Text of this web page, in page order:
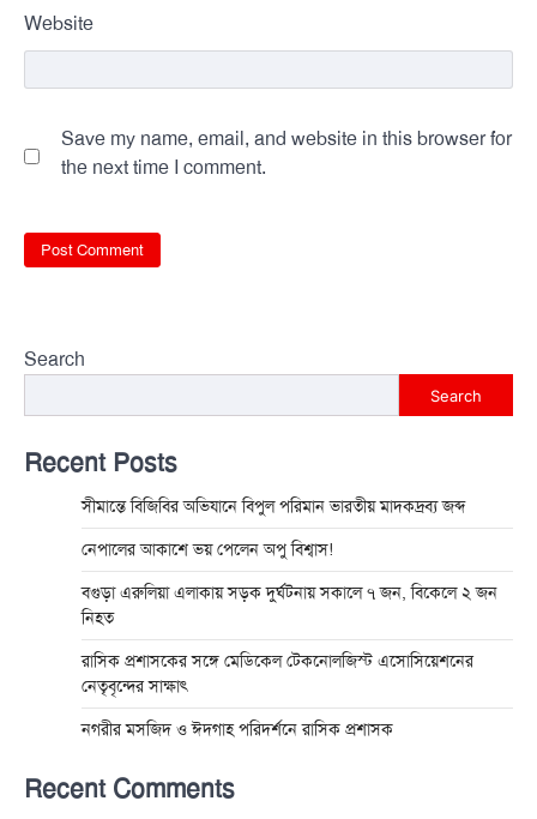
Website
Save my name, email, and website in this browser for
the next time I comment.
Search
Search
Recent Posts
সীমান্তে বিজিবির অভিযানে বিপুল পরিমান ভারতীয় মাদকদ্রব্য জব্দ
নেপালের আকাশে ভয় পেলেন অপু বিশ্বাস!
বগুড়া এরুলিয়া এলাকায় সড়ক দুর্ঘট্নায় সকালে ৭ জন, বিকেলে ২ জন
নিহত
রাসিক প্রশাসকের সঙ্গে মেডিকেল টেকনোলজিস্ট এসোসিয়েশনের
নেতৃবৃন্দের সাক্ষাৎ
নগরীর মসজিদ ও ঈদগাহ পরিদর্শনে রাসিক প্রশাসক
Recent Comments